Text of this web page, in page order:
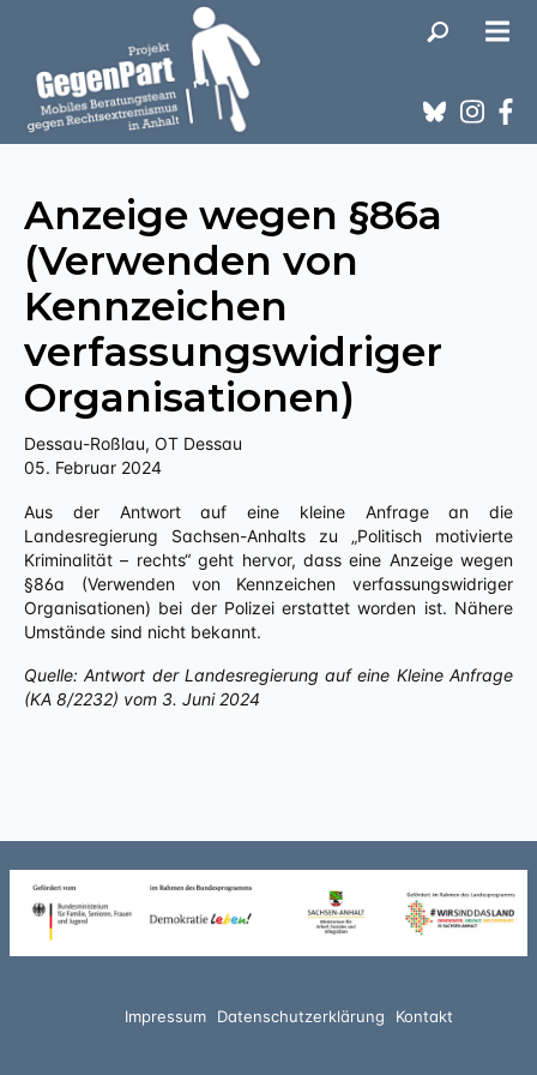
Anzeige wegen §86a
(Verwenden von
Kennzeichen
verfassungswidriger
Organisationen)
Dessau-Roßlau, OT Dessau
05. Februar 2024
Aus der Antwort auf eine kleine Anfrage an die
Landesregierung Sachsen-Anhalts zu „Politisch motivierte
Kriminalität – rechts“ geht hervor, dass eine Anzeige wegen
§86a (Verwenden von Kennzeichen verfassungswidriger
Organisationen) bei der Polizei erstattet worden ist. Nähere
Umstände sind nicht bekannt.
Quelle: Antwort der Landesregierung auf eine Kleine Anfrage
(KA 8/2232) vom 3. Juni 2024
Impressum Datenschutzerklärung Kontakt